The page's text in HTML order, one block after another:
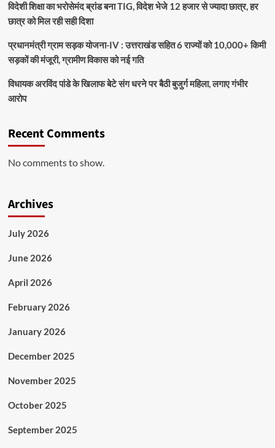
विदेशी शिक्षा का भरोसेमंद ब्रांड बना TIG, विदेश भेजे 12 हजार से ज्यादा छात्र, हर
छात्र को मिल रही सही दिशा
प्रधानमंत्री ग्राम सड़क योजना-IV : उत्तराखंड सहित 6 राज्यों को 10,000+ किमी
सड़कों की मंजूरी, ग्रामीण विकास को नई गति
विधायक अरविंद पांडे के खिलाफ बेटे संग धरने पर बैठी बुजुर्ग महिला, लगाए गंभीर
आरोप
Recent Comments
No comments to show.
Archives
July 2026
June 2026
April 2026
February 2026
January 2026
December 2025
November 2025
October 2025
September 2025